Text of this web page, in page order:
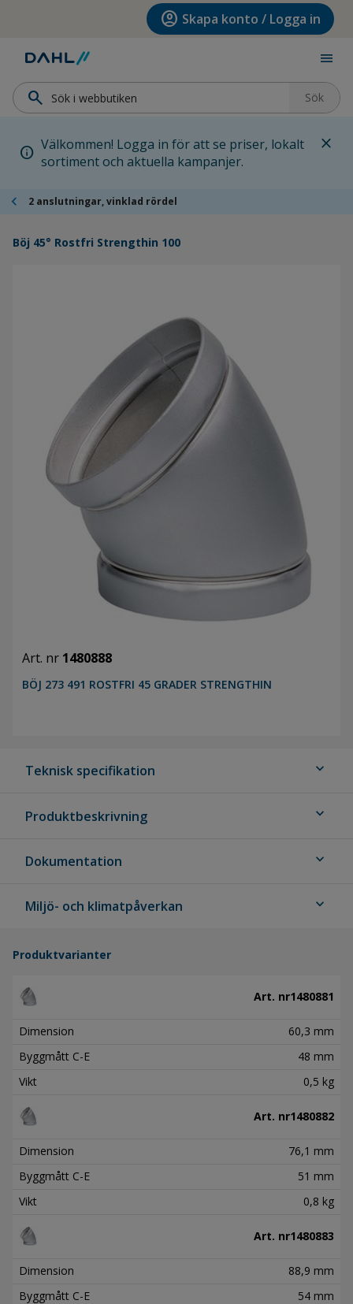
Hoppa till huvudinnehållet account_circle Skapa konto / Logga in
menu
search Sök
info Välkommen! Logga in för att se priser, lokalt
sortiment och aktuella kampanjer.
close
chevron_left 2 anslutningar, vinklad rördel
Böj 45° Rostfri Strengthin 100
Art. nr 1480888
BÖJ 273 491 ROSTFRI 45 GRADER STRENGTHIN
Teknisk specifikation expand_more
Produktbeskrivning expand_more
Dokumentation expand_more
Miljö- och klimatpåverkan expand_more
Produktvarianter
Art. nr1480881
Dimension
60,3 mm
Byggmått C-E
48 mm
Vikt
0,5 kg
Art. nr1480882
Dimension
76,1 mm
Byggmått C-E
51 mm
Vikt
0,8 kg
Art. nr1480883
Dimension
88,9 mm
Byggmått C-E
54 mm